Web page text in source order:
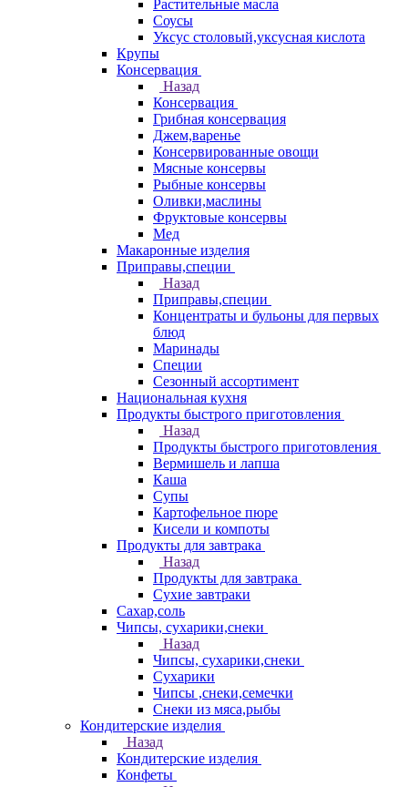
Растительные масла
Соусы
Уксус столовый,уксусная кислота
Крупы
Консервация
Назад
Консервация
Грибная консервация
Джем,варенье
Консервированные овощи
Мясные консервы
Рыбные консервы
Оливки,маслины
Фруктовые консервы
Мед
Макаронные изделия
Приправы,специи
Назад
Приправы,специи
Концентраты и бульоны для первых
блюд
Маринады
Специи
Сезонный ассортимент
Национальная кухня
Продукты быстрого приготовления
Назад
Продукты быстрого приготовления
Вермишель и лапша
Каша
Супы
Картофельное пюре
Кисели и компоты
Продукты для завтрака
Назад
Продукты для завтрака
Сухие завтраки
Сахар,соль
Чипсы, сухарики,снеки
Назад
Чипсы, сухарики,снеки
Сухарики
Чипсы ,снеки,семечки
Снеки из мяса,рыбы
Кондитерские изделия
Назад
Кондитерские изделия
Конфеты